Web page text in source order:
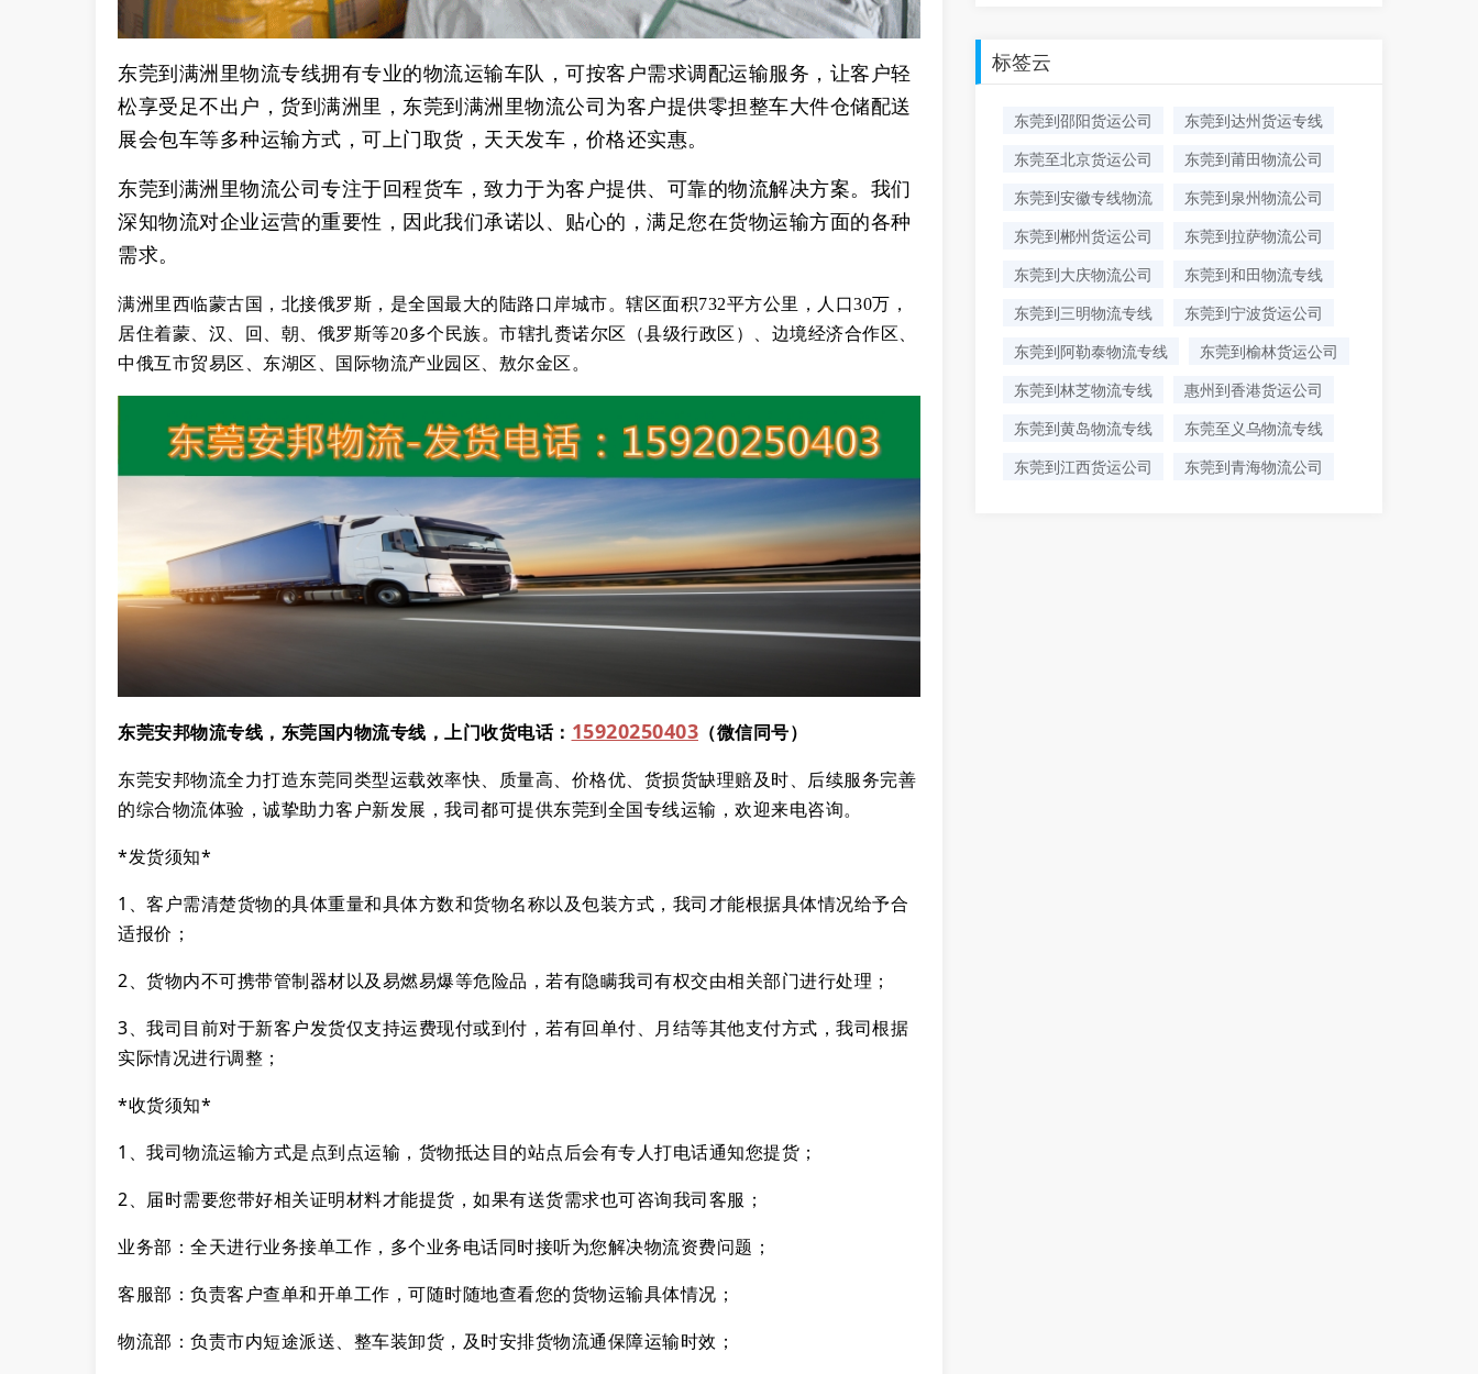
东莞到满洲里物流专线拥有专业的物流运输车队，可按客户需求调配运输服务，让客户轻
松享受足不出户，货到满洲里，东莞到满洲里物流公司为客户提供零担整车大件仓储配送
展会包车等多种运输方式，可上门取货，天天发车，价格还实惠。
东莞到满洲里物流公司专注于回程货车，致力于为客户提供、可靠的物流解决方案。我们
深知物流对企业运营的重要性，因此我们承诺以、贴心的，满足您在货物运输方面的各种
需求。
满洲里西临蒙古国，北接俄罗斯，是全国最大的陆路口岸城市。辖区面积732平方公里，人口30万，
居住着蒙、汉、回、朝、俄罗斯等20多个民族。市辖扎赉诺尔区（县级行政区）、边境经济合作区、
中俄互市贸易区、东湖区、国际物流产业园区、敖尔金区。
东莞安邦物流专线，东莞国内物流专线，上门收货电话： 15920250403 （微信同号）
东莞安邦物流全力打造东莞同类型运载效率快、质量高、价格优、货损货缺理赔及时、后续服务完善
的综合物流体验，诚挚助力客户新发展，我司都可提供东莞到全国专线运输，欢迎来电咨询。
*发货须知*
1、客户需清楚货物的具体重量和具体方数和货物名称以及包装方式，我司才能根据具体情况给予合
适报价；
2、货物内不可携带管制器材以及易燃易爆等危险品，若有隐瞒我司有权交由相关部门进行处理；
3、我司目前对于新客户发货仅支持运费现付或到付，若有回单付、月结等其他支付方式，我司根据
实际情况进行调整；
*收货须知*
1、我司物流运输方式是点到点运输，货物抵达目的站点后会有专人打电话通知您提货；
2、届时需要您带好相关证明材料才能提货，如果有送货需求也可咨询我司客服；
业务部：全天进行业务接单工作，多个业务电话同时接听为您解决物流资费问题；
客服部：负责客户查单和开单工作，可随时随地查看您的货物运输具体情况；
物流部：负责市内短途派送、整车装卸货，及时安排货物流通保障运输时效；
标签云
东莞到邵阳货运公司
东莞到达州货运专线
东莞至北京货运公司
东莞到莆田物流公司
东莞到安徽专线物流
东莞到泉州物流公司
东莞到郴州货运公司
东莞到拉萨物流公司
东莞到大庆物流公司
东莞到和田物流专线
东莞到三明物流专线
东莞到宁波货运公司
东莞到阿勒泰物流专线
东莞到榆林货运公司
东莞到林芝物流专线
惠州到香港货运公司
东莞到黄岛物流专线
东莞至义乌物流专线
东莞到江西货运公司
东莞到青海物流公司